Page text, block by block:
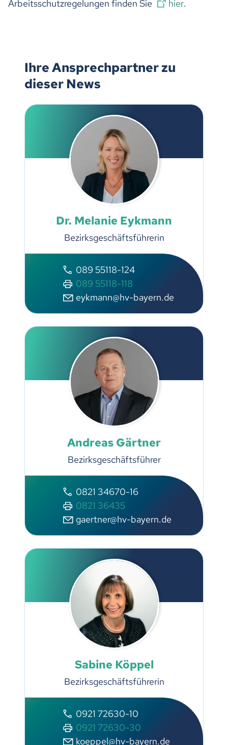
Arbeitsschutzregelungen finden Sie
hier.
Ihre Ansprechpartner zu
dieser News
Dr. Melanie Eykmann
Bezirksgeschäftsführerin
089 55118-124
089 55118-118
eykmann@hv-bayern.de
Andreas Gärtner
Bezirksgeschäftsführer
0821 34670-16
0821 36435
gaertner@hv-bayern.de
Sabine Köppel
Bezirksgeschäftsführerin
0921 72630-10
0921 72630-30
koeppel@hv-bayern.de